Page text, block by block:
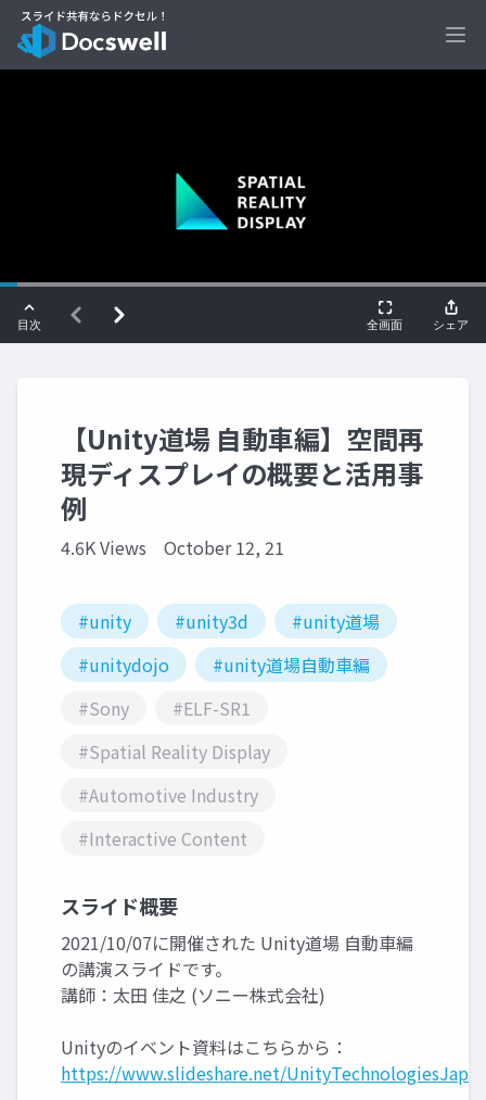
【Unity道場 自動車編】空間再
現ディスプレイの概要と活用事
例
4.6K Views October 12, 21
#unity #unity3d
#unity道場
#unitydojo
#unity道場自動車編
#Sony
#ELF-SR1
#Spatial Reality Display
#Automotive Industry
#Interactive Content
スライド概要
2021/10/07に開催された Unity道場 自動車編
の講演スライドです。
講師：太田 佳之 (ソニー株式会社)
Unityのイベント資料はこちらから：
https://www.slideshare.net/